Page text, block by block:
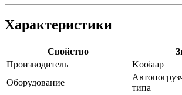
Характеристики
Свойство
Производитель
Kooiaap
Оборудование
типа